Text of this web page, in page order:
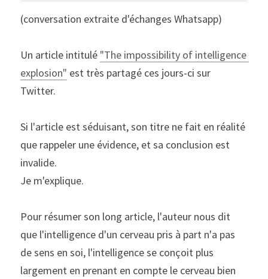
(conversation extraite d'échanges Whatsapp)
Un article intitulé "The impossibility of intelligence
explosion" est très partagé ces jours-ci sur
Twitter.
Si l'article est séduisant, son titre ne fait en réalité
que rappeler une évidence, et sa conclusion est
invalide.
Je m'explique.
Pour résumer son long article, l'auteur nous dit
que l'intelligence d'un cerveau pris à part n'a pas
de sens en soi, l'intelligence se conçoit plus
largement en prenant en compte le cerveau bien